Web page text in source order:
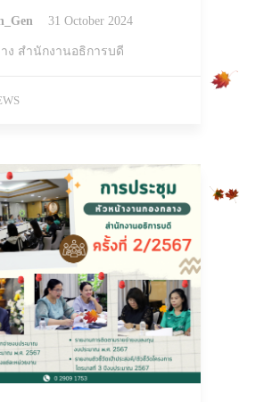
31 October 2024
ง สำนักงานอธิการบดี